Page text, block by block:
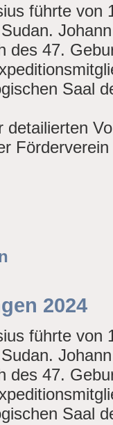
führte von
des 47.
Saal
detailierten
2024
führte von
des 47.
Saal